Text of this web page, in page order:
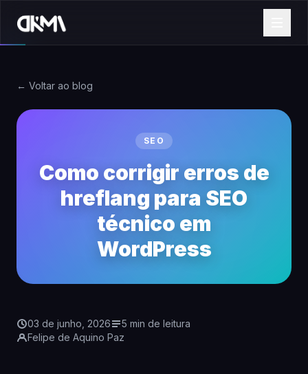
← Voltar ao blog
SEO
Como corrigir erros de
hreflang para SEO
técnico em
WordPress
03 de junho, 2026
5 min de leitura
Felipe de Aquino Paz